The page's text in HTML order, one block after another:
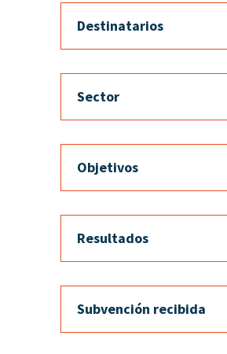
Destinatarios
Sector
Objetivos
Resultados
Subvención recibida